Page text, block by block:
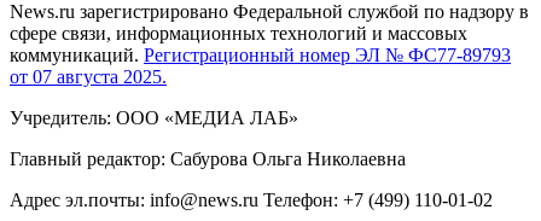
News.ru зарегистрировано Федеральной службой по надзору в
сфере связи, информационных технологий и массовых
коммуникаций. Регистрационный номер ЭЛ № ФС77-89793
от 07 августа 2025.
Учредитель: ООО «МЕДИА ЛАБ»
Главный редактор: Сабурова Ольга Николаевна
Адрес эл.почты: info@news.ru Телефон: +7 (499) 110-01-02